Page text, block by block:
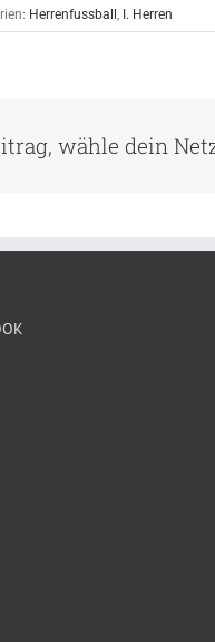
Herrenfussball I. Herren
wähle dein